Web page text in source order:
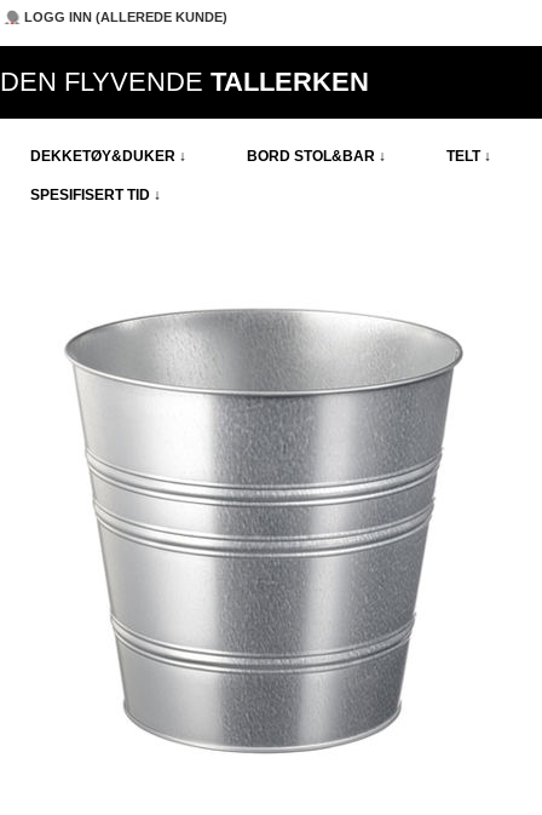
LOGG INN (ALLEREDE KUNDE)
DEN FLYVENDE TALLERKEN
DEKKETØY&DUKER ↓ BORD STOL&BAR ↓ TELT ↓
SPESIFISERT TID ↓